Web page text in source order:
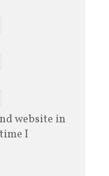
website in
I